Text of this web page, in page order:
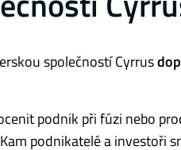
společností Cyrrus
podnik při fúzi nebo
podnikatelé a investoři